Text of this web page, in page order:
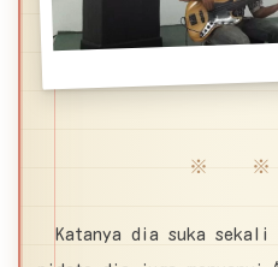
※
Katanya dia suka sekali